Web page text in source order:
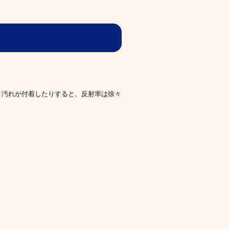
れが付着したりすると、反射率は徐々